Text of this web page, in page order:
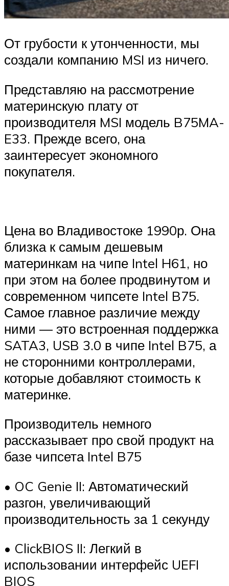
От грубости к утонченности, мы
создали компанию MSI из ничего.
Представляю на рассмотрение
материнскую плату от
производителя MSI модель B75MA-
E33. Прежде всего, она
заинтересует экономного
покупателя.
Цена во Владивостоке 1990р. Она
близка к самым дешевым
материнкам на чипе Intel H61, но
при этом на более продвинутом и
современном чипсете Intel B75.
Самое главное различие между
ними — это встроенная поддержка
SATA3, USB 3.0 в чипе Intel B75, а
не сторонними контроллерами,
которые добавляют стоимость к
материнке.
Производитель немного
рассказывает про свой продукт на
базе чипсета Intel B75
• OC Genie II: Автоматический
разгон, увеличивающий
производительность за 1 секунду
• ClickBIOS II: Легкий в
использовании интерфейс UEFI
BIOS